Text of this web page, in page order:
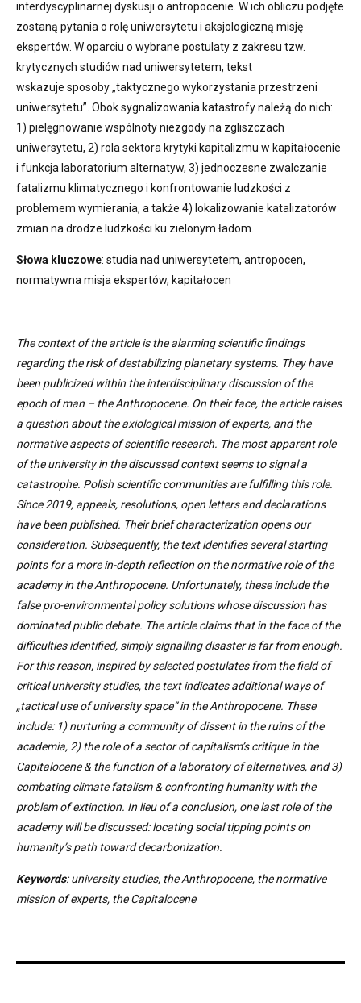
interdyscyplinarnej dyskusji o antropocenie. W ich obliczu podjęte
zostaną pytania o rolę uniwersytetu i aksjologiczną misję
ekspertów. W oparciu o wybrane postulaty z zakresu tzw.
krytycznych studiów nad uniwersytetem, tekst
wskazuje sposoby „taktycznego wykorzystania przestrzeni
uniwersytetu”. Obok sygnalizowania katastrofy należą do nich:
1) pielęgnowanie wspólnoty niezgody na zgliszczach
uniwersytetu, 2) rola sektora krytyki kapitalizmu w kapitałocenie
i funkcja laboratorium alternatyw, 3) jednoczesne zwalczanie
fatalizmu klimatycznego i konfrontowanie ludzkości z
problemem wymierania, a także 4) lokalizowanie katalizatorów
zmian na drodze ludzkości ku zielonym ładom.
Słowa kluczowe: studia nad uniwersytetem, antropocen,
normatywna misja ekspertów, kapitałocen
The context of the article is the alarming scientific findings
regarding the risk of destabilizing planetary systems. They have
been publicized within the interdisciplinary discussion of the
epoch of man – the Anthropocene. On their face, the article raises
a question about the axiological mission of experts, and the
normative aspects of scientific research. The most apparent role
of the university in the discussed context seems to signal a
catastrophe. Polish scientific communities are fulfilling this role.
Since 2019, appeals, resolutions, open letters and declarations
have been published. Their brief characterization opens our
consideration. Subsequently, the text identifies several starting
points for a more in-depth reflection on the normative role of the
academy in the Anthropocene. Unfortunately, these include the
false pro-environmental policy solutions whose discussion has
dominated public debate. The article claims that in the face of the
difficulties identified, simply signalling disaster is far from enough.
For this reason, inspired by selected postulates from the field of
critical university studies, the text indicates additional ways of
„tactical use of university space” in the Anthropocene. These
include: 1) nurturing a community of dissent in the ruins of the
academia, 2) the role of a sector of capitalism’s critique in the
Capitalocene & the function of a laboratory of alternatives, and 3)
combating climate fatalism & confronting humanity with the
problem of extinction. In lieu of a conclusion, one last role of the
academy will be discussed: locating social tipping points on
humanity’s path toward decarbonization.
Keywords: university studies, the Anthropocene, the normative
mission of experts, the Capitalocene